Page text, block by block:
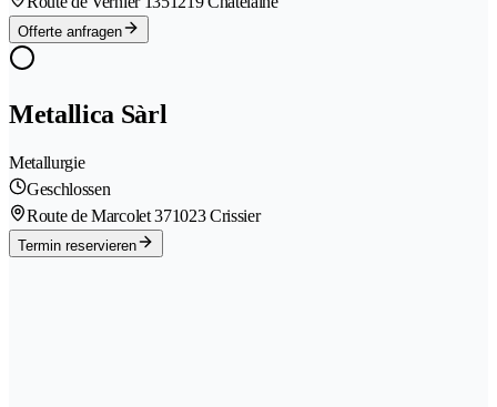
Offerte anfragen
Metallica Sàrl
Metallurgie
Geschlossen
Route de Marcolet 371023 Crissier
Termin reservieren